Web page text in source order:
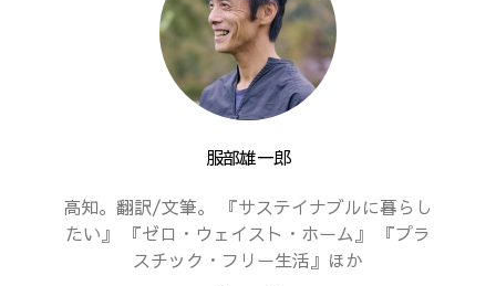
服部雄一郎
高知。翻訳/文筆。 『サステイナブルに暮らし
たい』 『ゼロ・ウェイスト・ホーム』 『プラ
スチック・フリー生活』ほか